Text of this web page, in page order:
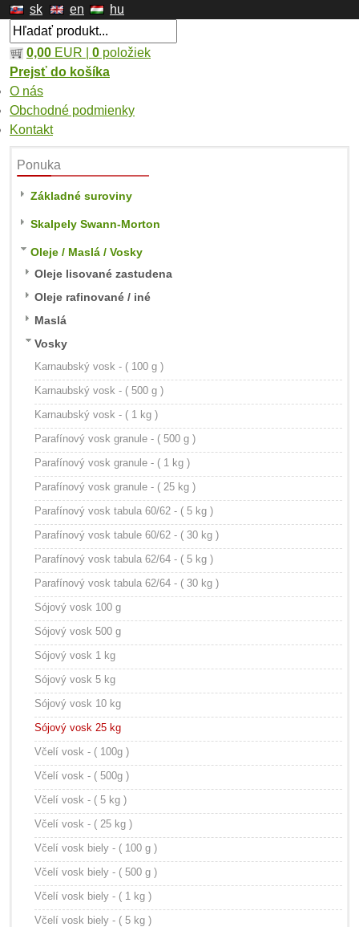
sk en hu
0,00 EUR | 0 položiek
Prejsť do košíka
O nás
Obchodné podmienky
Kontakt
Ponuka
Základné suroviny
Skalpely Swann-Morton
Oleje / Maslá / Vosky
Oleje lisované zastudena
Oleje rafinované / iné
Maslá
Vosky
Karnaubský vosk - ( 100 g )
Karnaubský vosk - ( 500 g )
Karnaubský vosk - ( 1 kg )
Parafínový vosk granule - ( 500 g )
Parafínový vosk granule - ( 1 kg )
Parafínový vosk granule - ( 25 kg )
Parafínový vosk tabula 60/62 - ( 5 kg )
Parafínový vosk tabule 60/62 - ( 30 kg )
Parafínový vosk tabula 62/64 - ( 5 kg )
Parafínový vosk tabula 62/64 - ( 30 kg )
Sójový vosk 100 g
Sójový vosk 500 g
Sójový vosk 1 kg
Sójový vosk 5 kg
Sójový vosk 10 kg
Sójový vosk 25 kg
Včelí vosk - ( 100g )
Včelí vosk - ( 500g )
Včelí vosk - ( 5 kg )
Včelí vosk - ( 25 kg )
Včelí vosk biely - ( 100 g )
Včelí vosk biely - ( 500 g )
Včelí vosk biely - ( 1 kg )
Včelí vosk biely - ( 5 kg )